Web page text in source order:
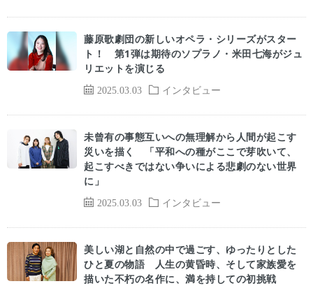
2025.03.03 インタビュー
藤原歌劇団の新しいオペラ・シリーズがスター
ト！ 第1弾は期待のソプラノ・米田七海がジュ
リエットを演じる
2025.03.03 インタビュー
未曾有の事態互いへの無理解から人間が起こす
災いを描く 「平和への種がここで芽吹いて、
起こすべきではない争いによる悲劇のない世界
に」
美しい湖と自然の中で過ごす、ゆったりとした
ひと夏の物語 人生の黄昏時、そして家族愛を
描いた不朽の名作に、満を持しての初挑戦